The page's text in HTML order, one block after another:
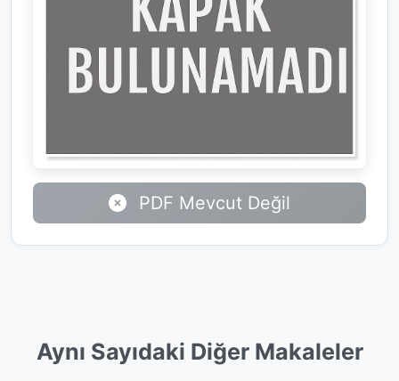
PDF Mevcut Değil
Aynı Sayıdaki Diğer Makaleler